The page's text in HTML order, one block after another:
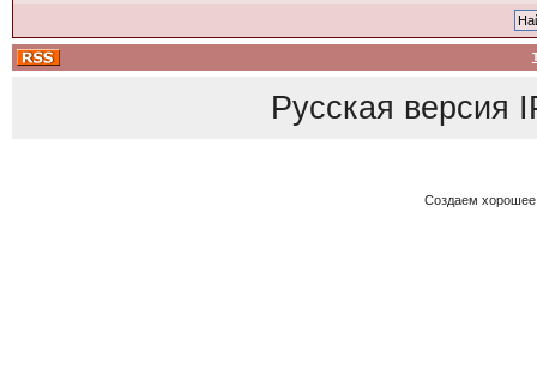
Русская версия
Создаем